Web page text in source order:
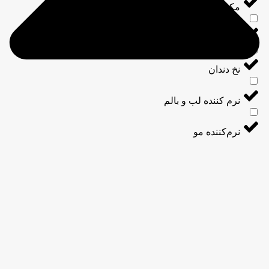
ویتامین و مواد معدنی
دندان
کننده لب و بالم
مو